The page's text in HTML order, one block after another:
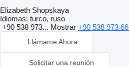
Elizabeth Shopskaya
Idiomas: turco, ruso
+90 538 973... Mostrar +90 538 973
Llámame Ahora
Solicitar una reunión